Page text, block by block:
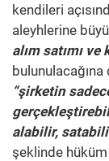
kendileri
aleyhlerine
alım satımı ve
“şirketin
alabilir,
şeklinde